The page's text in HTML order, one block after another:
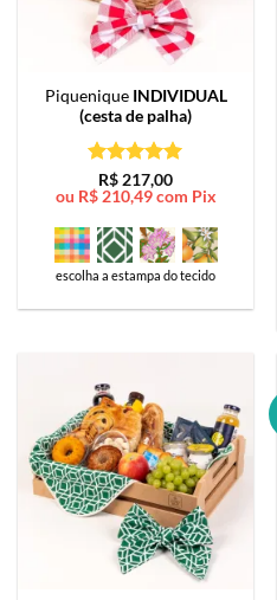
Piquenique INDIVIDUAL
(cesta de palha)
Avaliação5
de 5
R$ 217,00
ou R$210,49 com Pix
escolha a estampa do tecido